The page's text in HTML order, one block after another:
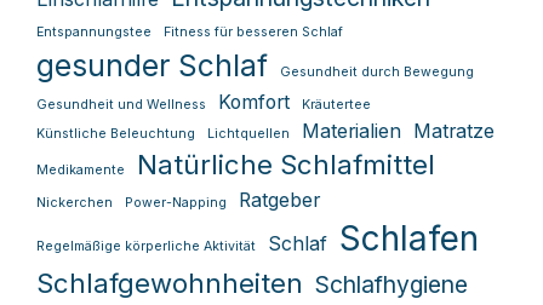
Entspannungstee Fitness für besseren Schlaf
gesunder Schlaf Gesundheit durch Bewegung
Gesundheit und Wellness Komfort
Kräutertee
Künstliche Beleuchtung
Lichtquellen Materialien Matratze
Medikamente Natürliche Schlafmittel
Nickerchen Power-Napping Ratgeber
Regelmäßige körperliche Aktivität Schlaf Schlafen
Schlafgewohnheiten Schlafhygiene